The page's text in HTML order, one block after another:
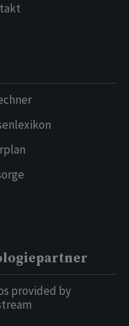
provided by